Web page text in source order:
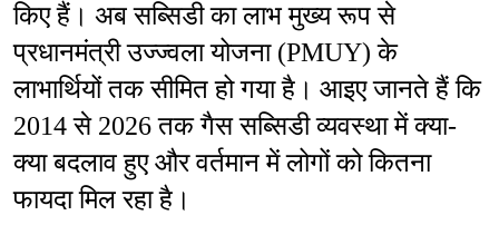
किए हैं। अब सब्सिडी का लाभ मुख्य रूप से
प्रधानमंत्री उज्ज्वला योजना (PMUY) के
लाभार्थियों तक सीमित हो गया है। आइए जानते हैं कि
2014 से 2026 तक गैस सब्सिडी व्यवस्था में क्या-
क्या बदलाव हुए और वर्तमान में लोगों को कितना
फायदा मिल रहा है।